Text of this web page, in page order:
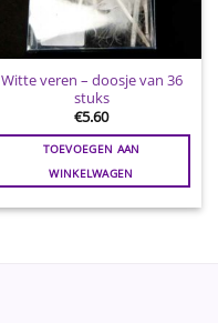
Witte veren – doosje van 36
stuks
€5.60
TOEVOEGEN AAN
WINKELWAGEN